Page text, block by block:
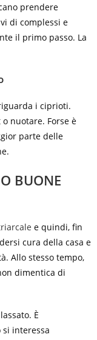
prendere
di complessi e
il primo passo. La
i ciprioti.
nuotare. Forse è
parte delle
BUONE
e quindi, fin
cura della casa e
Allo stesso tempo,
dimentica di
È
interessa